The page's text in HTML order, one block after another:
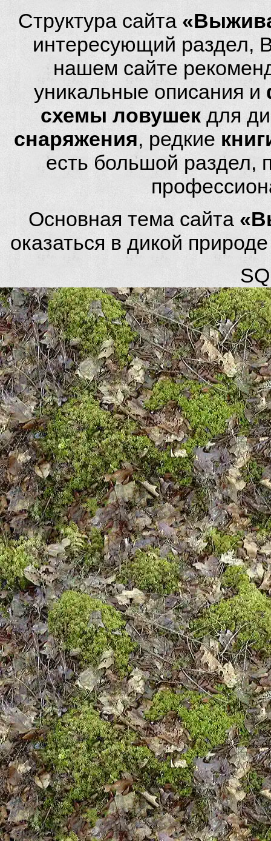
Структура сайта
интересующий раздел,
нашем сайте
уникальные описания и
схемы ловушек для
снаряжения, редкие
есть большой
Основная тема сайта
оказаться в дикой